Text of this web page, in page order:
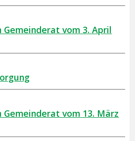
vom 3. April
vom 13. März